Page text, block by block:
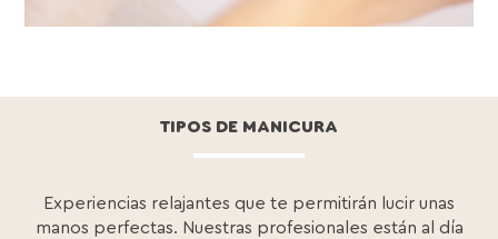
TIPOS DE MANICURA
Experiencias relajantes que te permitirán lucir unas
manos perfectas. Nuestras profesionales están al día